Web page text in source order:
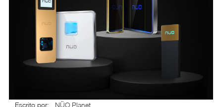
Escrito por: NÜO Planet